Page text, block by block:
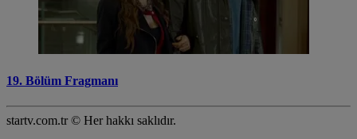
19. Bölüm Fragmanı
startv.com.tr © Her hakkı saklıdır.